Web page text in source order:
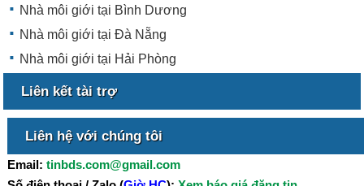
Nhà môi giới tại Bình Dương
Nhà môi giới tại Đà Nẵng
Nhà môi giới tại Hải Phòng
Liên kết tài trợ
Liên hệ với chúng tôi
Email: tinbds.com@gmail.com